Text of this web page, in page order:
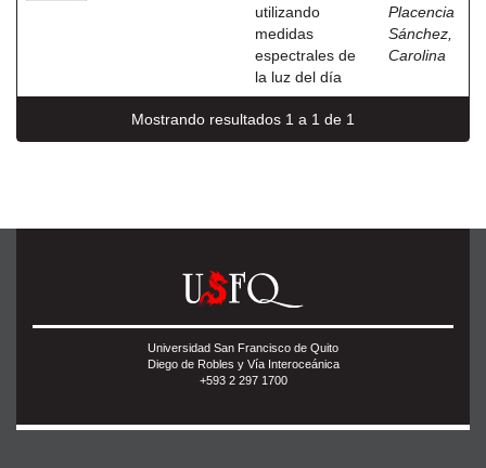
utilizando
medidas
espectrales de
la luz del día
Placencia
Sánchez,
Carolina
Mostrando resultados 1 a 1 de 1
Universidad San Francisco de Quito
Diego de Robles y Vía Interoceánica
+593 2 297 1700